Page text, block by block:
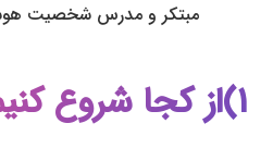
مبتکر و مدرس شخصیت
۱)از کجا شروع کنیم؟